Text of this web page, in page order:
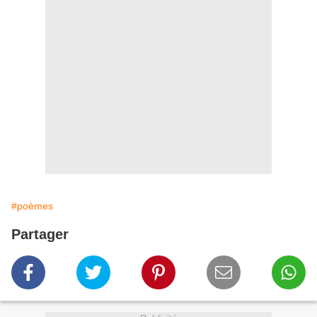
#poèmes
Partager